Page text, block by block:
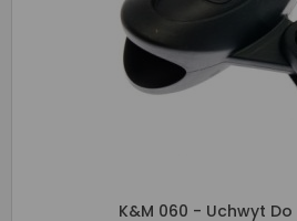
K&M 060 - Uchwyt